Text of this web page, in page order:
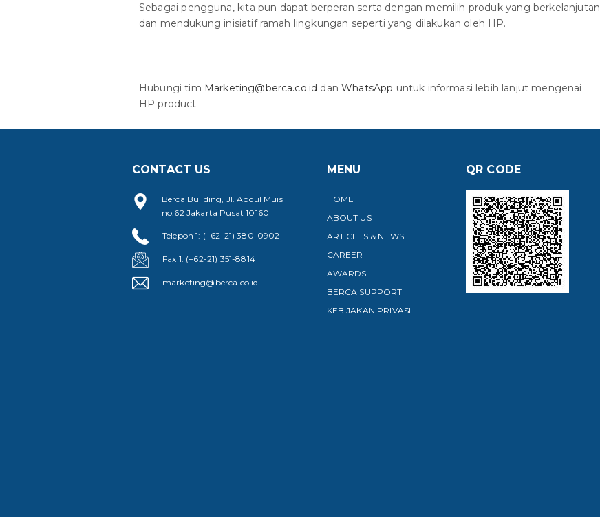
Sebagai pengguna, kita pun dapat berperan serta dengan memilih produk yang berkelanjutan
dan mendukung inisiatif ramah lingkungan seperti yang dilakukan oleh HP.
Hubungi tim Marketing@berca.co.id danWhatsApp untuk informasi lebih lanjut mengenai
HP product
CONTACT US
Berca Building, Jl. Abdul Muis
no.62 Jakarta Pusat 10160
Telepon 1: (+62-21) 380-0902
Fax 1: (+62-21) 351-8814
marketing@berca.co.id
MENU
HOME
ABOUT US
ARTICLES & NEWS
CAREER
AWARDS
BERCA SUPPORT
KEBIJAKAN PRIVASI
QR CODE